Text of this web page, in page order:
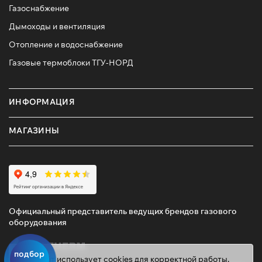
подбор
Газоснабжение
Дымоходы и вентиляция
Отопление и водоснабжение
Газовые термоблоки ТГУ-НОРД
ИНФОРМАЦИЯ
МАГАЗИНЫ
Официальный представитель ведущих брендов газового
оборудования
Этот сайт использует cookies для корректной работы.